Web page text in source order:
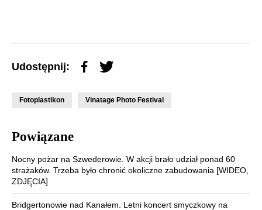
Udostępnij:
Fotoplastikon Vinatage Photo Festival
Powiązane
Nocny pożar na Szwederowie. W akcji brało udział ponad 60
strażaków. Trzeba było chronić okoliczne zabudowania [WIDEO,
ZDJĘCIA]
Bridgertonowie nad Kanałem. Letni koncert smyczkowy na